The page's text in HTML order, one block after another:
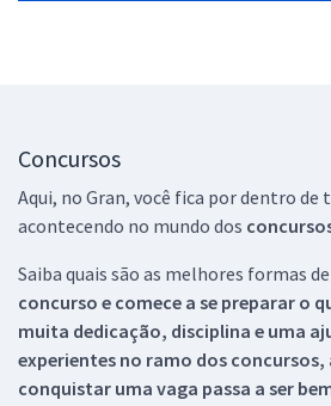
Concursos
Aqui, no Gran, você fica por dentro de
acontecendo no mundo dos
Saiba quais são as melhores formas de
concurso e comece a se preparar o
muita dedicação, disciplina e uma
experientes no ramo dos concursos,
conquistar uma vaga passa a ser